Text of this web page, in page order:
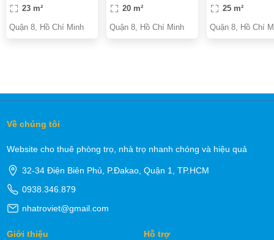
23 m²
Quận 8, Hồ Chí Minh
trung tâm Q 8, 1, 5
20 m²
Quận 8, Hồ Chí Minh
xe q825 m²
Quận 8, Hồ Chí
Về chúng tôi
Website cho thuê phòng trọ, nhà trọ nhanh chóng và hiệu quả
32-34 Điện Biên Phủ, P.Đakao, Quận 1, TP.HCM
0938.346.879
nhatroviet@gmail.com
Giới thiệu Hỗ trợ